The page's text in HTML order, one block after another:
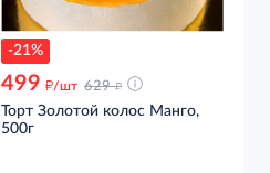
-21%
499 д/шт 629 д
Торт Золотой колос Манго,
500г